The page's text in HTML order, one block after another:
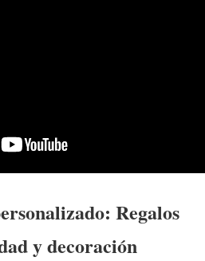
Regalos
y decoración